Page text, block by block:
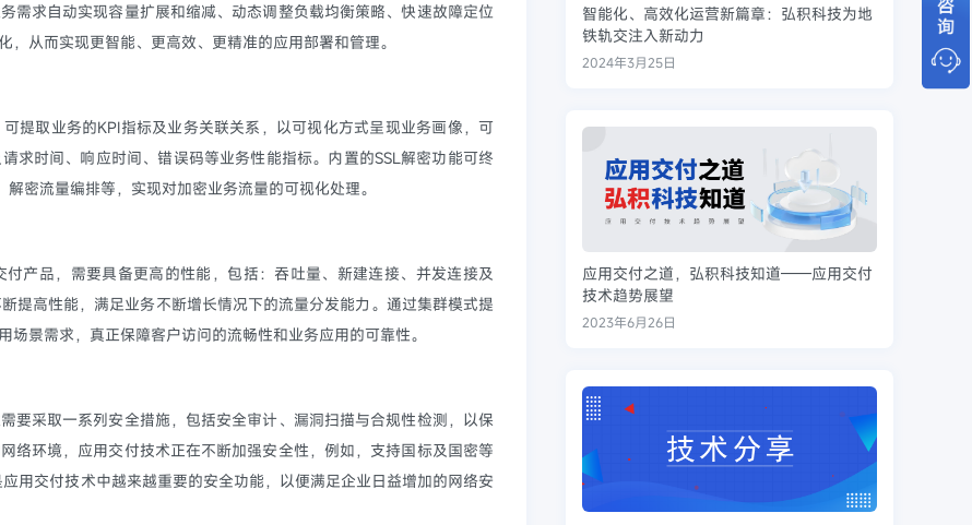
需求自动实现容量扩展和缩减、动态调整负载均衡策略、快速故障定位
从而实现更智能、更高效、更精准的应用部署和管理。
提取业务的KPI指标及业务关联关系，以可视化方式呈现业务画像，可
求时间、响应时间、错误码等业务性能指标。内置的SSL解密功能可终
密流量编排等，实现对加密业务流量的可视化处理。
产品，需要具备更高的性能，包括：吞吐量、新建连接、并发连接及
提高性能，满足业务不断增长情况下的流量分发能力。通过集群模式提
景需求，真正保障客户访问的流畅性和业务应用的可靠性。
要采取一系列安全措施，包括安全审计、漏洞扫描与合规性检测，以保
络环境，应用交付技术正在不断加强安全性，例如，支持国标及国密等
用交付技术中越来越重要的安全功能，以便满足企业日益增加的网络安
智能化、高效化运营新篇章：弘积科技为地
铁轨交注入新动力
2024年3月25日
应用交付之道，弘积科技知道——应用交付
技术趋势展望
2023年6月26日